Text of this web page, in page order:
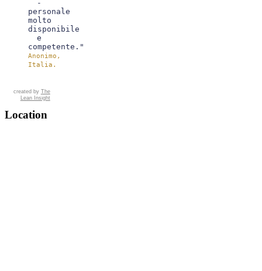
-
personale
molto
disponibile
e
competente."
Anonimo,
Italia.
created by The
Lean Insight
Location